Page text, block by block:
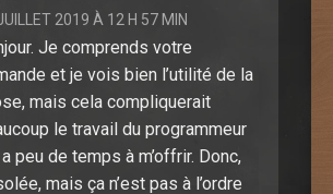
2019 À 12 H 57 MIN
Je comprends votre
et je vois bien l’utilité de la
mais cela compliquerait
le travail du programmeur
peu de temps à m’offrir. Donc,
mais ça n’est pas à l’ordre